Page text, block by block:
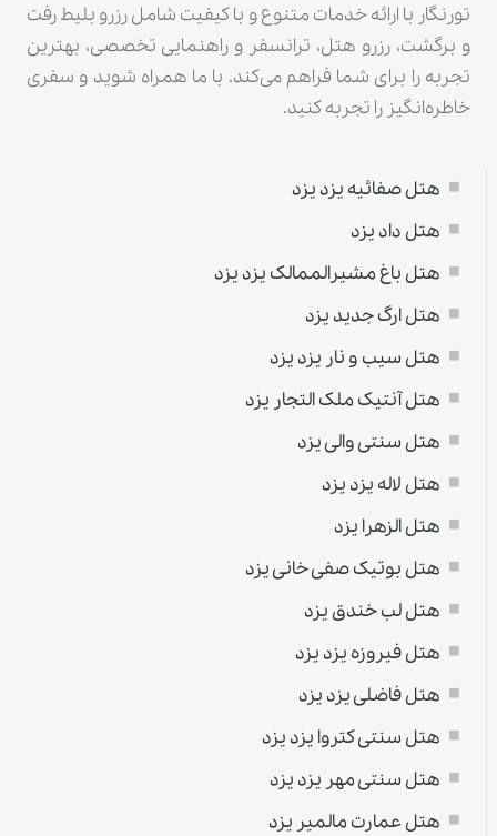
تورنگار با ارائه خدمات متنوع و با کیفیت شامل رزرو بلیط رفت
و برگشت، رزرو هتل، ترانسفر و راهنمایی تخصصی، بهترین
تجربه را برای شما فراهم می‌کند. با ما همراه شوید و سفری
خاطره‌انگیز را تجربه کنید.
هتل صفائیه يزد یزد
هتل داد یزد
هتل باغ مشیرالممالک يزد یزد
هتل ارگ جدید یزد
هتل سیب و نار يزد یزد
هتل آنتیک ملک التجار یزد
هتل سنتی والی یزد
هتل لاله يزد یزد
هتل الزهرا یزد
هتل بوتیک صفی خانی یزد
هتل لب خندق یزد
هتل فیروزه یزد یزد
هتل فاضلی يزد یزد
هتل سنتی کتروا يزد یزد
هتل سنتی مهر يزد یزد
هتل عمارت مالمیر یزد